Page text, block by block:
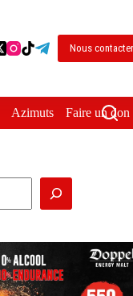
Nous contacter
Azimuts Faire un don